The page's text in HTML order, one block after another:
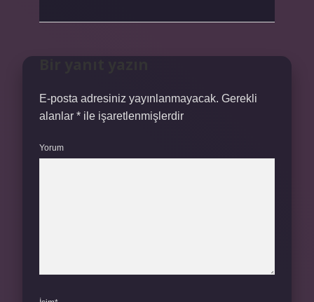
E-posta adresiniz yayınlanmayacak. Gerekli
alanlar * ile işaretlenmişlerdir
Yorum